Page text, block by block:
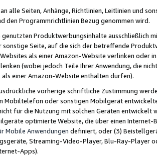
alle Seiten, Anhänge, Richtlinien, Leitlinien und
den Programmrichtlinien Bezug genommen wird.
genutzten Produktwerbungsinhalte ausschließlich
Seite, auf die sich der betreffende
als einer Amazon-Website verlinken oder
(wobei jedoch Teile Ihrer Anwendung, die
als einer Amazon-Website enthalten dürfen).
vorherige schriftliche Zustimmung
Mobiltelefon oder sonstigen Mobilgerät
für die Nutzung mit solchen Geräten
optimierte Website, die über einen
Mobile Anwendungen definiert, oder (3)
Streaming-Video-Player, Blu-Ray-Player
Apps).